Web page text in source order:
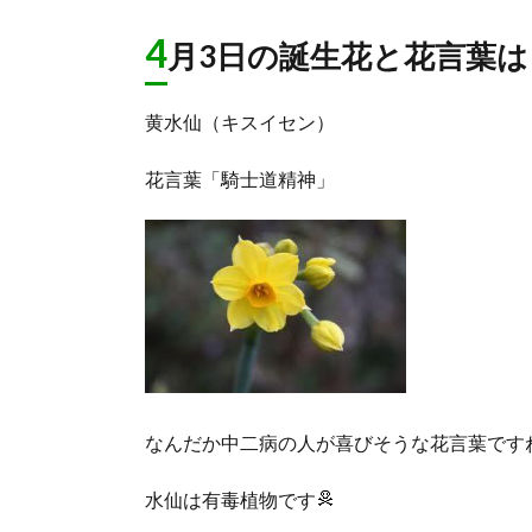
4月3日の誕生花と花言葉は
黄水仙（キスイセン）
花言葉「騎士道精神」
なんだか中二病の人が喜びそうな花言葉です
水仙は有毒植物です